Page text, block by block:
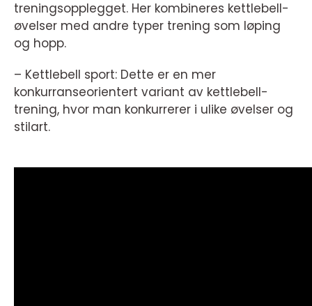
treningsopplegget. Her kombineres kettlebell-
øvelser med andre typer trening som løping
og hopp.
– Kettlebell sport: Dette er en mer
konkurranseorientert variant av kettlebell-
trening, hvor man konkurrerer i ulike øvelser og
stilart.